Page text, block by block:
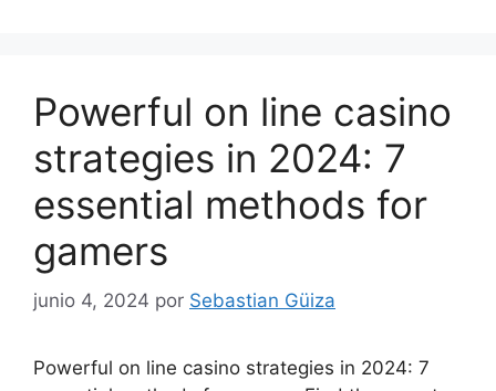
Powerful on line casino
strategies in 2024: 7
essential methods for
gamers
junio 4, 2024 por Sebastian Güiza
Powerful on line casino strategies in 2024: 7